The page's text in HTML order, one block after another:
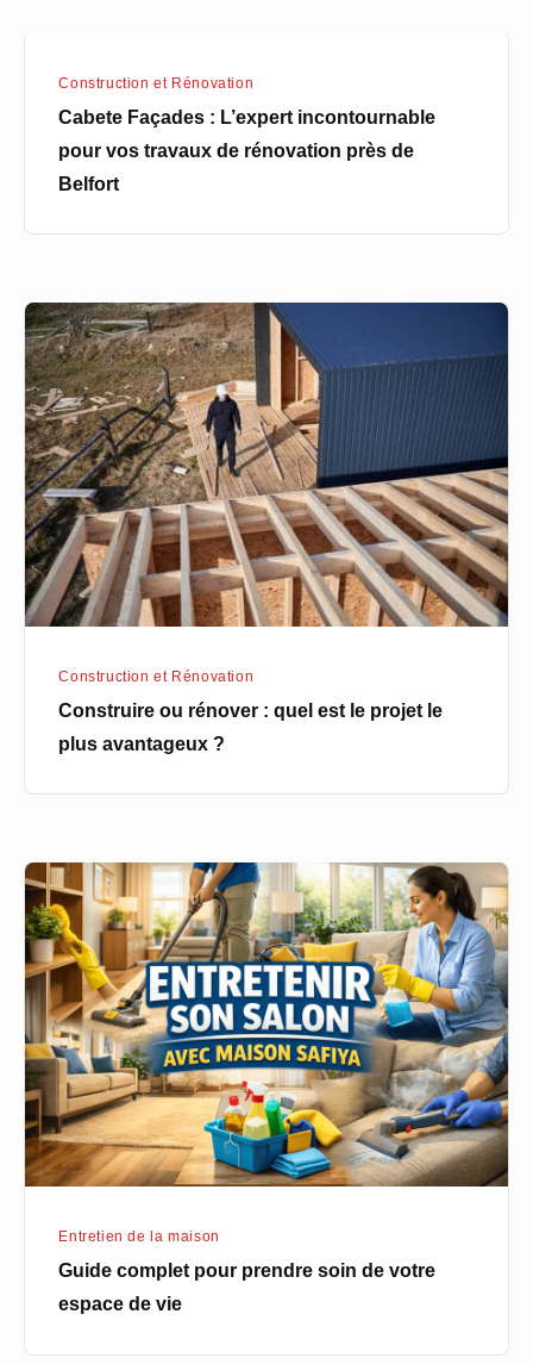
Construction et Rénovation
Cabete Façades : L’expert incontournable
pour vos travaux de rénovation près de
Belfort
Construire
ou
rénover
:
quel
est
le
projet
le
plus
Construction et Rénovation
Construire ou rénover : quel est le projet le
plus avantageux ?
Guide
complet
pour
prendre
soin
de
votre
espace
de
vie
Entretien de la maison
Guide complet pour prendre soin de votre
espace de vie